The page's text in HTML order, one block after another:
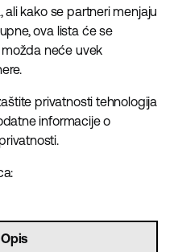
kako se partneri menjaju
ova lista će se
neće uvek
privatnosti tehnologija
informacije o
Opis